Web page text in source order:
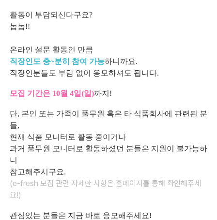
활동이 부담되신다구요?
놉놉!!
온라인 설문 활동인 만큼
직장인도 충~분히 참여 가능하니까요.
직장인분들도 부담 없이 응모하셔도 됩니다.
모집 기간은 10월 4일(일)까지!
단, 본인 또는 가족이 풀무원 혹은 타 식품회사에 관련된 분
들,
현재 식품 모니터로 활동 중이거나
과거 풀무원 모니터로 활동하셨던 분들은 지원이 불가능하
니
참고해주시구요.
(e-fresh 모집 관련 자세한 사항은 홈페이지를 통해 확인해주세
요!)
관심있는 분들은 지금 바로 응모해주세요!